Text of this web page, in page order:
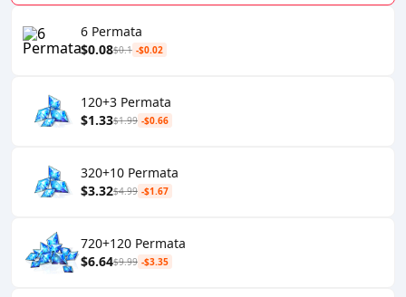
6 Permata
$0.08$0.1 -$0.02
120+3 Permata
$1.33$1.99 -$0.66
320+10 Permata
$3.32$4.99 -$1.67
720+120 Permata
$6.64$9.99 -$3.35